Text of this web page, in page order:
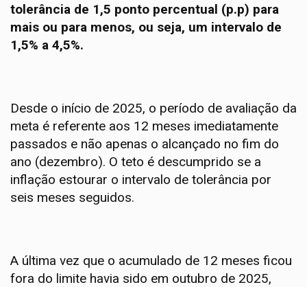
tolerância de 1,5 ponto percentual (p.p) para
mais ou para menos, ou seja, um intervalo de
1,5% a 4,5%.
Desde o início de 2025, o período de avaliação da
meta é referente aos 12 meses imediatamente
passados e não apenas o alcançado no fim do
ano (dezembro). O teto é descumprido se a
inflação estourar o intervalo de tolerância por
seis meses seguidos.
A última vez que o acumulado de 12 meses ficou
fora do limite havia sido em outubro de 2025,